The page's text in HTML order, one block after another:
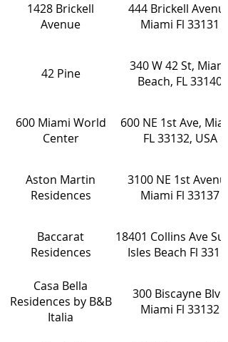
1428 Brickell
Avenue
444 Brickell Avenue
Miami Fl 33131
42 Pine
340 W 42 St, Miami
Beach, FL 33140
600 Miami World
Center
600 NE 1st Ave,
FL 33132, USA
Aston Martin
Residences
3100 NE 1st Avenue
Miami Fl 33137
Baccarat
Residences
18401 Collins Ave
Isles Beach Fl 33160
Casa Bella
Residences by B&B
Italia
300 Biscayne Blvd
Miami Fl 33132